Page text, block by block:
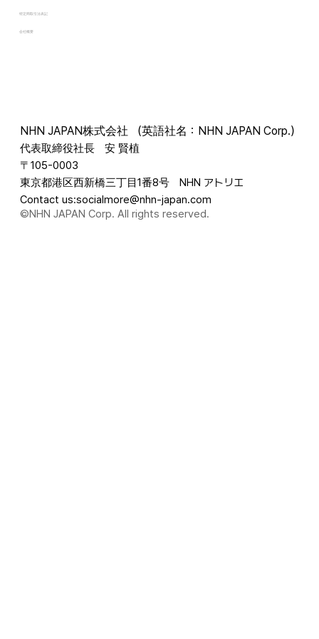
NHN JAPAN株式会社 （英語社名：NHN JAPAN Corp.）
代表取締役社長 安 賢植
〒105-0003
東京都港区西新橋三丁目1番8号 NHN アトリエ
Contact us:socialmore@nhn-japan.com
特定商取引法表記
会社概要
©NHN JAPAN Corp. All rights reserved.